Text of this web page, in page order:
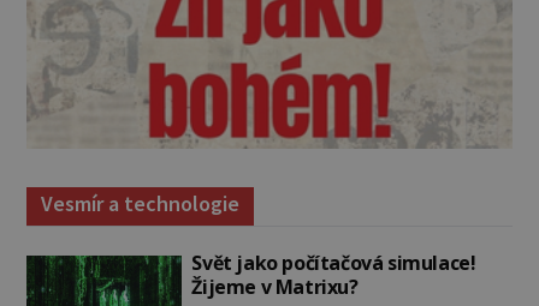
Vesmír a technologie
Svět jako počítačová simulace!
Žijeme v Matrixu?